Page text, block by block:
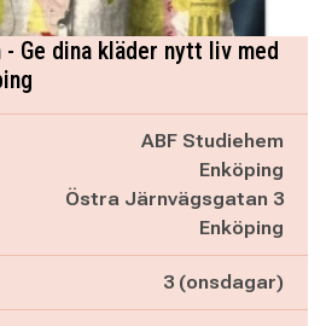
- Ge dina kläder nytt liv med
ABF Studiehem
Enköping
Östra Järnvägsgatan 3
Enköping
3 (onsdagar)